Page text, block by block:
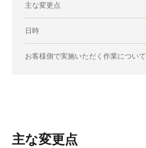
主な変更点
日時
お客様側で実施いただく作業について
主な変更点